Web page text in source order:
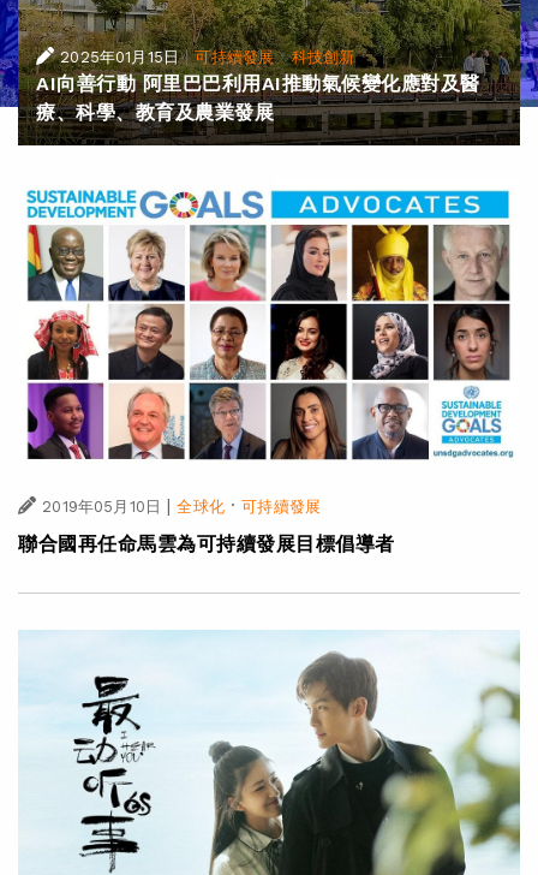
2025年01月15日 |可持續發展·科技創新
AI向善行動 阿里巴巴利用AI推動氣候變化應對及醫
療、科學、教育及農業發展
2019年05月10日 | 全球化·可持續發展
聯合國再任命馬雲為可持續發展目標倡導者